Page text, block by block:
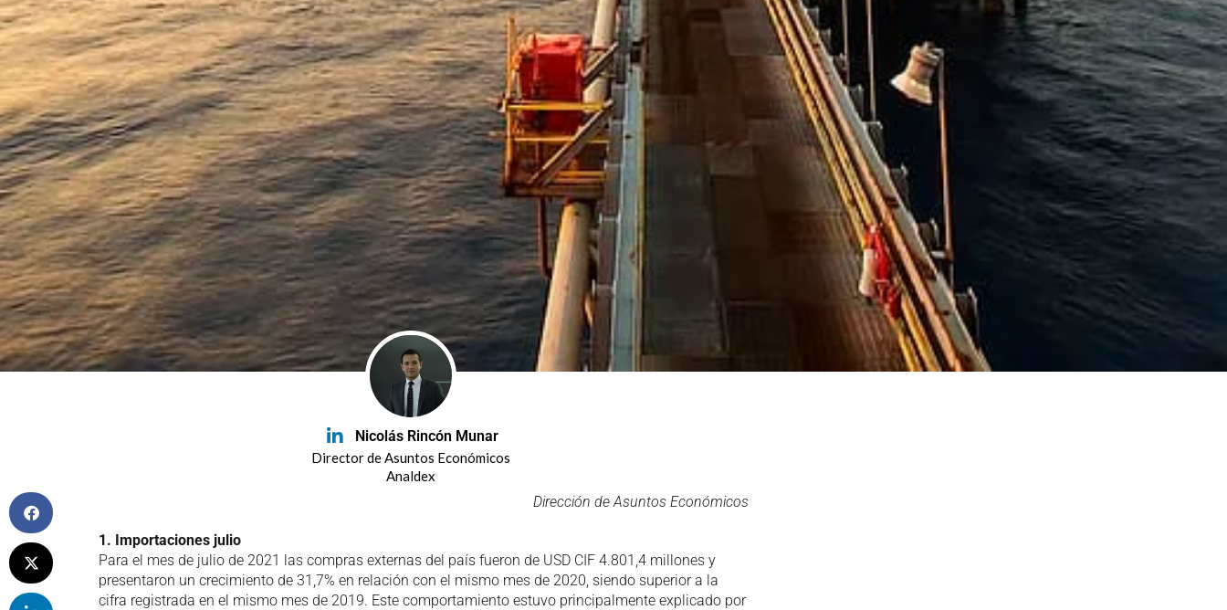
Nicolás Rincón Munar
Director de Asuntos Económicos
Analdex
Dirección de Asuntos Económicos
1. Importaciones julio
Para el mes de julio de 2021 las compras externas del país fueron de USD CIF 4.801,4 millones y
presentaron un crecimiento de 31,7% en relación con el mismo mes de 2020, siendo superior a la
cifra registrada en el mismo mes de 2019. Este comportamiento estuvo principalmente explicado por